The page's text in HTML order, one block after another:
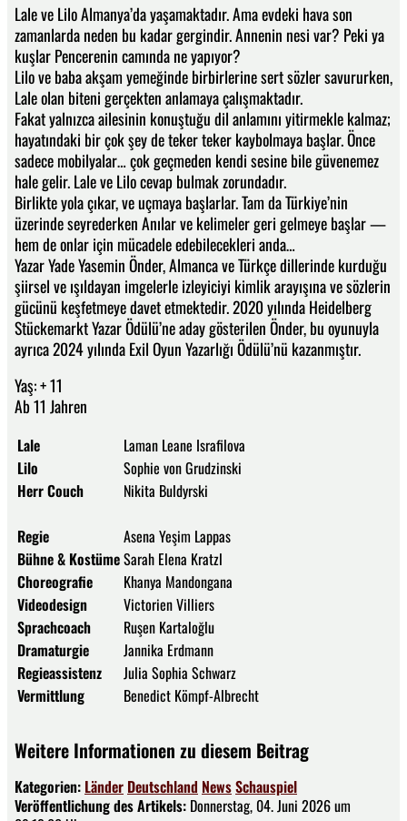
Lale ve Lilo Almanya’da yaşamaktadır. Ama evdeki hava son
zamanlarda neden bu kadar gergindir. Annenin nesi var? Peki ya
kuşlar Pencerenin camında ne yapıyor?
Lilo ve baba akşam yemeğinde birbirlerine sert sözler savururken,
Lale olan biteni gerçekten anlamaya çalışmaktadır.
Fakat yalnızca ailesinin konuştuğu dil anlamını yitirmekle kalmaz;
hayatındaki bir çok şey de teker teker kaybolmaya başlar. Önce
sadece mobilyalar… çok geçmeden kendi sesine bile güvenemez
hale gelir. Lale ve Lilo cevap bulmak zorundadır.
Birlikte yola çıkar, ve uçmaya başlarlar. Tam da Türkiye’nin
üzerinde seyrederken Anılar ve kelimeler geri gelmeye başlar —
hem de onlar için mücadele edebilecekleri anda…
Yazar Yade Yasemin Önder, Almanca ve Türkçe dillerinde kurduğu
şiirsel ve ışıldayan imgelerle izleyiciyi kimlik arayışına ve sözlerin
gücünü keşfetmeye davet etmektedir. 2020 yılında Heidelberg
Stückemarkt Yazar Ödülü’ne aday gösterilen Önder, bu oyunuyla
ayrıca 2024 yılında Exil Oyun Yazarlığı Ödülü’nü kazanmıştır.
Yaş: + 11
Ab 11 Jahren
Lale
Laman Leane Israfilova
Lilo
Sophie von Grudzinski
Herr Couch
Nikita Buldyrski
Regie
Asena Yeşim Lappas
Bühne & KostümeSarah Elena Kratzl
Choreografie
Khanya Mandongana
Videodesign
Victorien Villiers
Sprachcoach
Ruşen Kartaloğlu
Dramaturgie
Jannika Erdmann
Regieassistenz
Julia Sophia Schwarz
Vermittlung
Benedict Kömpf-Albrecht
Weitere Informationen zu diesem Beitrag
Kategorien: Länder Deutschland NewsSchauspiel
Veröffentlichung des Artikels: Donnerstag, 04. Juni 2026 um